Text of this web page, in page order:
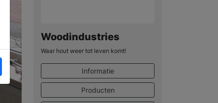
Woodindustries
Waar hout weer tot leven komt!
Informatie
Producten